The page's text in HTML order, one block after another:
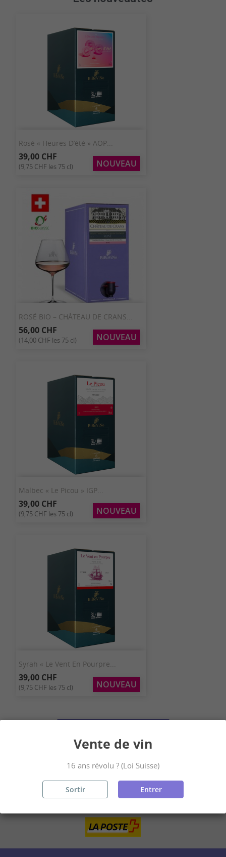
Rosé « Heures D’été » AOP...
39,00 CHF
(9,75 CHF les 75 cl) NOUVEAU
ROSÉ BIO – CHÂTEAU DE CRANS...
56,00 CHF
(14,00 CHF les 75 cl) NOUVEAU
Malbec « Le Picou » IGP...
39,00 CHF
(9,75 CHF les 75 cl) NOUVEAU
Syrah « Le Vent En Pourpre...
39,00 CHF
(9,75 CHF les 75 cl) NOUVEAU
Livraison par la Poste sous 24-48 heures selon jours
ouvrables !
Vente de vin
16 ans révolu ? (Loi Suisse)
Sortir Entrer